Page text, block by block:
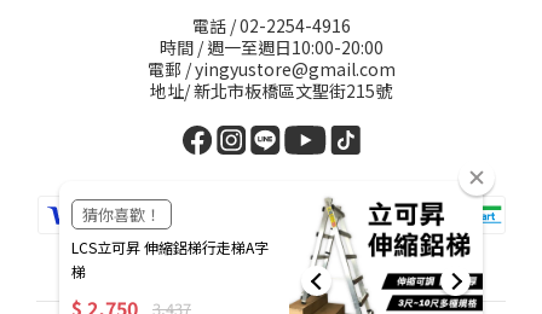
電話 / 02-2254-4916
時間 / 週一至週日10:00-20:00
電郵 / yingyustore@gmail.com
地址/ 新北市板橋區文聖街215號